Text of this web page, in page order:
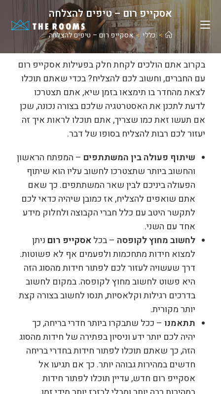
אסקייפ רום – טיפים להצלחה
> כללי > אסקייפ רום – טיפים להצלחה
בקרוב אתם הולכים לקחת חלק בפעילות אסקייפ רום
עם החברים, וחשוב לכם להצליח? בכדי שאתם תוכלו
לצאת מהחדר בו תימצאו בזמן שיא, אתם תצטרכו
לדעת לתכנן את האסטרטגיה שלכם בצורה נכונה, שכן
אם תעשו זאת כמו שצריך, אתם תוכלו לראות איך זה
יעזור לכם רבות להצליח בסופו של דבר.
שיתוף פעולה בין המשתתפים – המפתח הראשון
והחשוב ביותר שתצטרכו לחשוב עליו הוא שיתוף
הפעולה ביניכם לבין שאר המשתתפים. כך שאם
אתם שואפים להצליח, אז כמובן שיהיה כדאי לכם
לתקשר היטב עם כלל חברי הקבוצה ולחלוק מידע
אחד עם השני.
לחשוב מחוץ לקופסה – בכלאסקייפ רום ניתן
למצוא חידות מתחכמות ולפעמים אף לא פשוטות.
דרך שעשויה לעזור לכם לפתור חידות מהסוג הזה
היא פשוט לחשוב מחוץ לקופסה. במקום לחשוב
בדרכים רגילות וקלאסיות, תנסו לחשוב בצורה קצת
יותר מקורית.
תתאמנו – ככל שתבקרו ביותר חדרי בריחה, כך
יהיה לכם יותר ידע וניסיון בפתירה של חידות מהסוג
הזה, כך שאתם תוכלו לפתור חידות בחדרי בריחה
חדשים במהירות גבוהה יותר. כך אם תגיעו אל
אסקייפ רום חדש, עדיין תוכלו לפתור חידות